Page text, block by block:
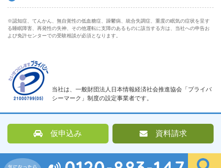
※認知症、てんかん、無自覚性の低血糖症、躁鬱病、統合失調症、重度の眠気の症状を呈す
る睡眠障害、再発性の失神、その他運転に支障のあるものに該当する方は、当社への申告お
よび免許センターでの受験相談が必須となります。
当社は、一般財団法人日本情報経済社会推進協会「プライバ
シーマーク」制度の設定事業者です。
仮申込み 資料請求